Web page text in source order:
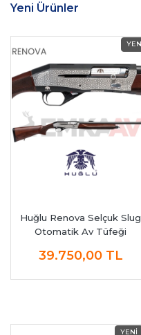
Yeni Ürünler
Huğlu Renova Selçuk Slug
Otomatik Av Tüfeği
39.750,00 TL